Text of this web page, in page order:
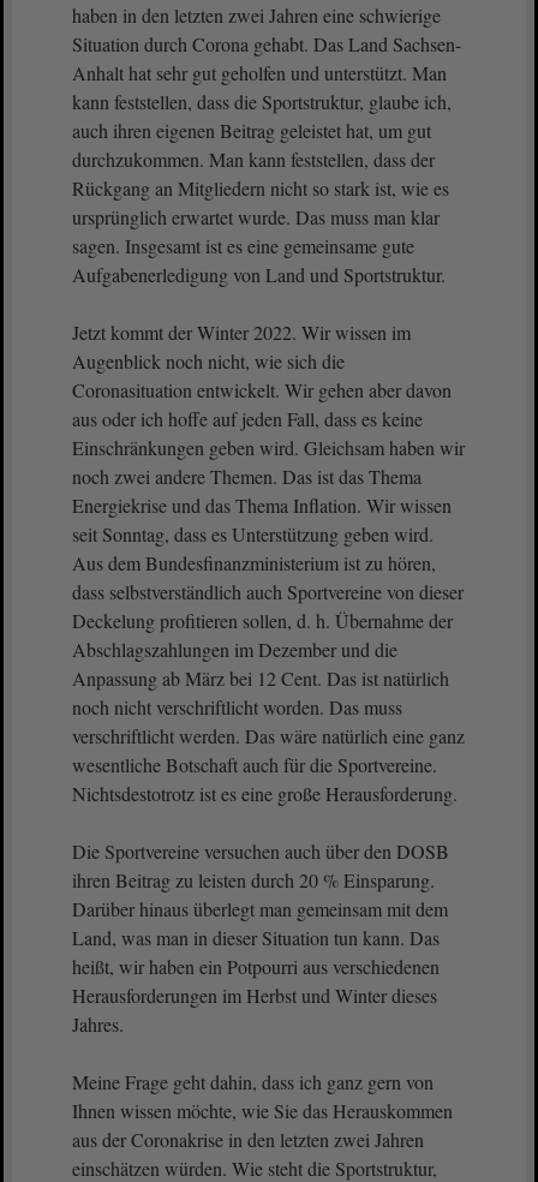
haben in den letzten zwei Jahren eine schwierige
Situation durch Corona gehabt. Das Land Sachsen-
Anhalt hat sehr gut geholfen und unterstützt. Man
kann feststellen, dass die Sportstruktur, glaube ich,
auch ihren eigenen Beitrag geleistet hat, um gut
durchzukommen. Man kann feststellen, dass der
Rückgang an Mitgliedern nicht so stark ist, wie es
ursprünglich erwartet wurde. Das muss man klar
sagen. Insgesamt ist es eine gemeinsame gute
Aufgabenerledigung von Land und Sportstruktur.
Jetzt kommt der Winter 2022. Wir wissen im
Augenblick noch nicht, wie sich die
Coronasituation entwickelt. Wir gehen aber davon
aus oder ich hoffe auf jeden Fall, dass es keine
Einschränkungen geben wird. Gleichsam haben wir
noch zwei andere Themen. Das ist das Thema
Energiekrise und das Thema Inflation. Wir wissen
seit Sonntag, dass es Unterstützung geben wird.
Aus dem Bundesfinanzministerium ist zu hören,
dass selbstverständlich auch Sportvereine von dieser
Deckelung profitieren sollen, d. h. Übernahme der
Abschlagszahlungen im Dezember und die
Anpassung ab März bei 12 Cent. Das ist natürlich
noch nicht verschriftlicht worden. Das muss
verschriftlicht werden. Das wäre natürlich eine ganz
wesentliche Botschaft auch für die Sportvereine.
Nichtsdestotrotz ist es eine große Herausforderung.
Die Sportvereine versuchen auch über den DOSB
ihren Beitrag zu leisten durch 20 % Einsparung.
Darüber hinaus überlegt man gemeinsam mit dem
Land, was man in dieser Situation tun kann. Das
heißt, wir haben ein Potpourri aus verschiedenen
Herausforderungen im Herbst und Winter dieses
Jahres.
Meine Frage geht dahin, dass ich ganz gern von
Ihnen wissen möchte, wie Sie das Herauskommen
aus der Coronakrise in den letzten zwei Jahren
einschätzen würden. Wie steht die Sportstruktur,